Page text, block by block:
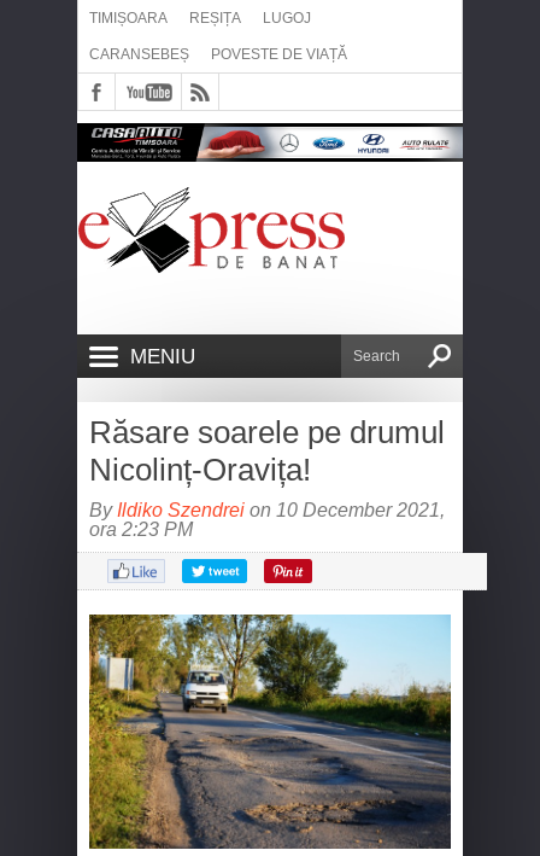
TIMIȘOARA REȘIȚA LUGOJ
CARANSEBEȘ POVESTE DE VIAȚĂ
MENIU
Răsare soarele pe drumul
Nicolinț-Oravița!
By Ildiko Szendrei on 10 December 2021,
ora 2:23 PM